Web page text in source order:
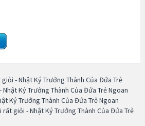
- Nhật Ký Trưởng Thành Của Đứa Trẻ
Ký Trưởng Thành Của Đứa Trẻ Ngoan
Ký Trưởng Thành Của Đứa Trẻ Ngoan
giỏi - Nhật Ký Trưởng Thành Của Đứa Trẻ